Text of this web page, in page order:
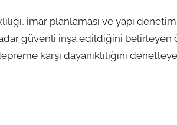
imar planlaması ve yapı
güvenli inşa edildiğini
karşı dayanıklılığını